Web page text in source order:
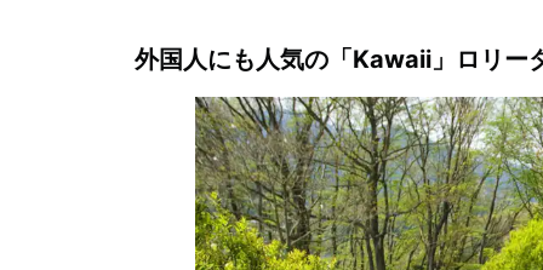
外国人にも人気の「Kawaii」ロリー